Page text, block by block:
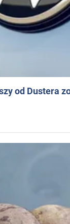
od Dustera